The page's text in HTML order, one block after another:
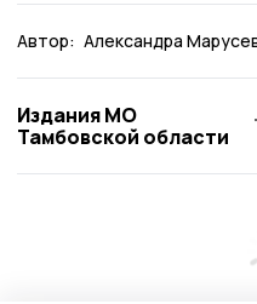
Автор: Александра
Издания МО
Тамбовской области